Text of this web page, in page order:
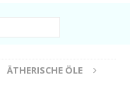
ÄTHERISCHE ÖLE